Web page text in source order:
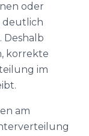
oder
deutlich
Deshalb
korrekte
im
am